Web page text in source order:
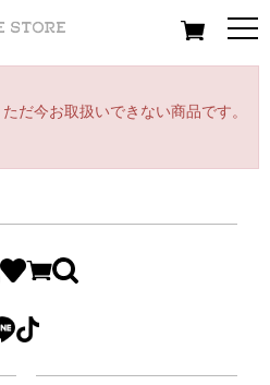
Men
だ今お取扱いできない商品です。